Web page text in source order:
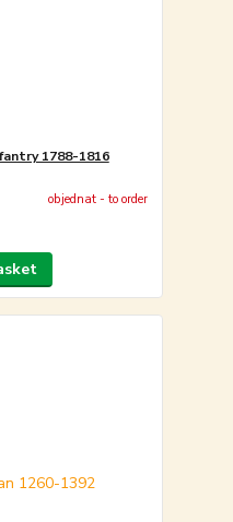
1788-1816
objednat - to order